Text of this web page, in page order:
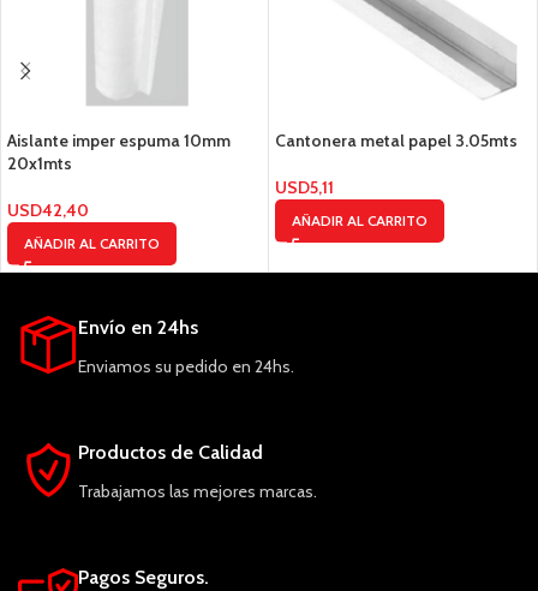
Aislante imper espuma 10mm
20x1mts
USD42,40
AÑADIR AL CARRITO
Cantonera metal papel 3.05mts
USD5,11
AÑADIR AL CARRITO
Envío en 24hs
Enviamos su pedido en 24hs.
Productos de Calidad
Trabajamos las mejores marcas.
Pagos Seguros.